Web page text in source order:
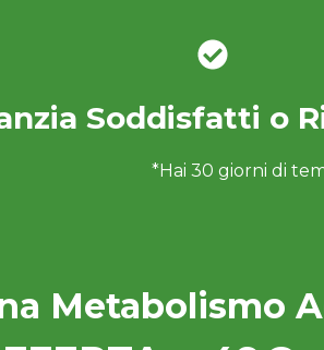
Soddisfatti o
*Hai 30 giorni di
Metabolismo